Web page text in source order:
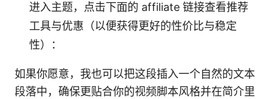
进入主题，点击下面的 affiliate 链接查看推荐
工具与优惠（以便获得更好的性价比与稳定
性）：
如果你愿意，我也可以把这段插入一个自然的文本
段落中，确保更贴合你的视频脚本风格并在简介里